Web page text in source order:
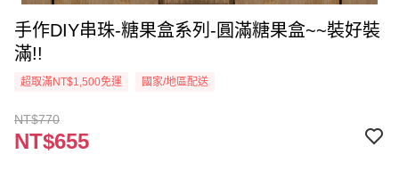
手作DIY串珠-糖果盒系列-圓滿糖果盒~~裝好裝
滿!!
超取滿NT$1,500免運 國家/地區配送
NT$770
NT$655